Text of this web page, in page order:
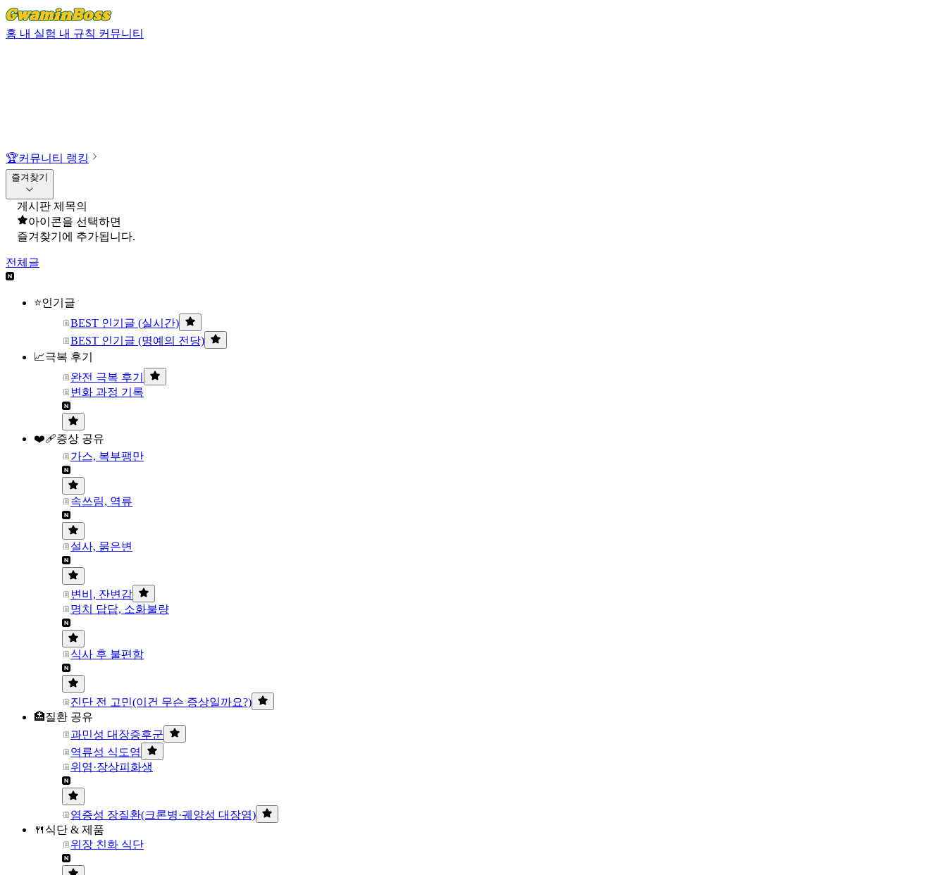
홈 내 실험 내 규칙 커뮤니티
🏆커뮤니티 랭킹
즐겨찾기
게시판 제목의
아이콘을 선택하면
즐겨찾기에 추가됩니다.
전체글
⭐인기글
BEST 인기글 (실시간)
BEST 인기글 (명예의 전당)
📈극복 후기
완전 극복 후기
변화 과정 기록
❤️‍🩹증상 공유
가스, 복부팽만
속쓰림, 역류
설사, 묽은변
변비, 잔변감
명치 답답, 소화불량
식사 후 불편함
진단 전 고민(이건 무슨 증상일까요?)
🏥질환 공유
과민성 대장증후군
역류성 식도염
위염·장상피화생
염증성 장질환(크론병·궤양성 대장염)
🍴식단 & 제품
위장 친화 식단